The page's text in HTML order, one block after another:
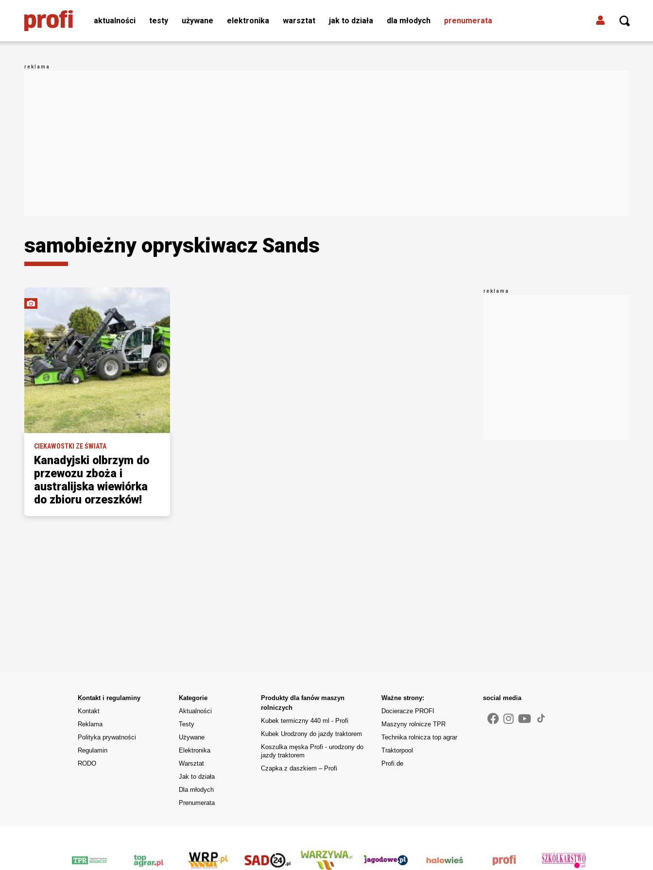
aktualności testy używane elektronika warsztat jak to działa dla młodych prenumerata
samobieżny opryskiwacz Sands
CIEKAWOSTKI ZE ŚWIATA
Kanadyjski olbrzym do
przewozu zboża i
australijska wiewiórka
do zbioru orzeszków!
Kontakt i regulaminy
Kontakt
Reklama
Polityka prywatności
Regulamin
RODO
Kategorie
Aktualności
Testy
Używane
Elektronika
Warsztat
Jak to działa
Dla młodych
Prenumerata
Produkty dla fanów maszyn
rolniczych
Kubek termiczny 440 ml - Profi
Kubek Urodzony do jazdy traktorem
Koszulka męska Profi - urodzony do
jazdy traktorem
Czapka z daszkiem – Profi
Ważne strony:
Docieracze PROFI
Maszyny rolnicze TPR
Technika rolnicza top agrar
Traktorpool
Profi.de
social media